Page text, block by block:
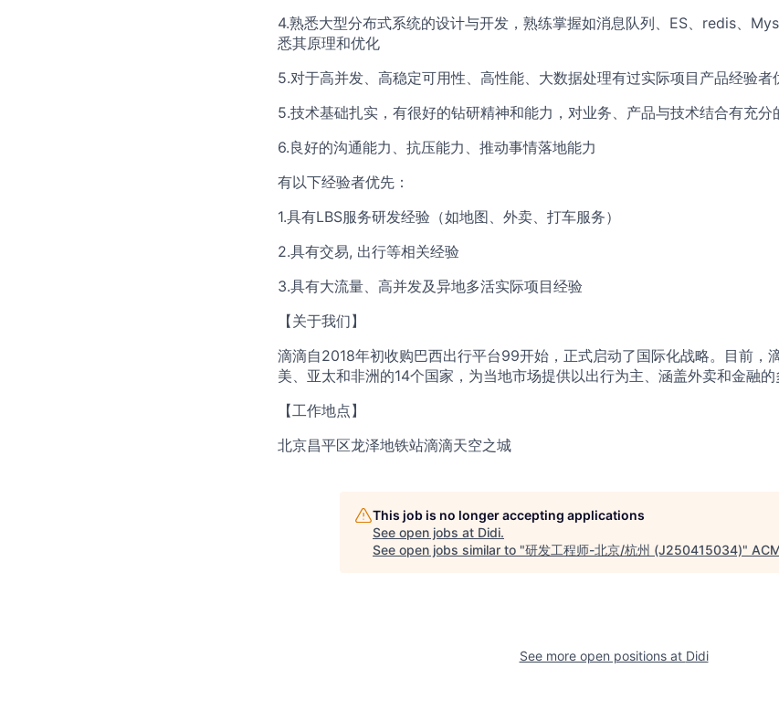
4.熟悉大型分布式系统的设计与开发，熟练掌握如消息队列、ES、redis、
悉其原理和优化
5.对于高并发、高稳定可用性、高性能、大数据处理有过实际项目产品经验者
5.技术基础扎实，有很好的钻研精神和能力，对业务、产品与技术结合有充分
6.良好的沟通能力、抗压能力、推动事情落地能力
有以下经验者优先：
1.具有LBS服务研发经验（如地图、外卖、打车服务）
2.具有交易, 出行等相关经验
3.具有大流量、高并发及异地多活实际项目经验
【关于我们】
滴滴自2018年初收购巴西出行平台99开始，正式启动了国际化战略。目前，
美、亚太和非洲的14个国家，为当地市场提供以出行为主、涵盖外卖和金融的
【工作地点】
北京昌平区龙泽地铁站滴滴天空之城
This job is no longer accepting applications
See open jobs at Didi.
See open jobs similar to "研发工程师-北京/杭州 (J250415034)"
See more open positions at Didi